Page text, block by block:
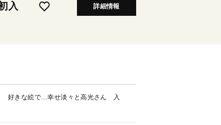
入
詳細情報
好きな絵で…幸せ淡々と高光さん 入